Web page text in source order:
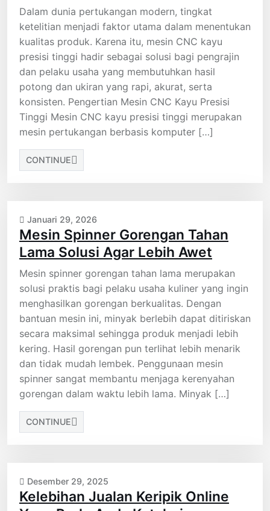
Dalam dunia pertukangan modern, tingkat
ketelitian menjadi faktor utama dalam menentukan
kualitas produk. Karena itu, mesin CNC kayu
presisi tinggi hadir sebagai solusi bagi pengrajin
dan pelaku usaha yang membutuhkan hasil
potong dan ukiran yang rapi, akurat, serta
konsisten. Pengertian Mesin CNC Kayu Presisi
Tinggi Mesin CNC kayu presisi tinggi merupakan
mesin pertukangan berbasis komputer […]
CONTINUE
Januari 29, 2026
Mesin Spinner Gorengan Tahan
Lama Solusi Agar Lebih Awet
Mesin spinner gorengan tahan lama merupakan
solusi praktis bagi pelaku usaha kuliner yang ingin
menghasilkan gorengan berkualitas. Dengan
bantuan mesin ini, minyak berlebih dapat ditiriskan
secara maksimal sehingga produk menjadi lebih
kering. Hasil gorengan pun terlihat lebih menarik
dan tidak mudah lembek. Penggunaan mesin
spinner sangat membantu menjaga kerenyahan
gorengan dalam waktu lebih lama. Minyak […]
CONTINUE
Desember 29, 2025
Kelebihan Jualan Keripik Online